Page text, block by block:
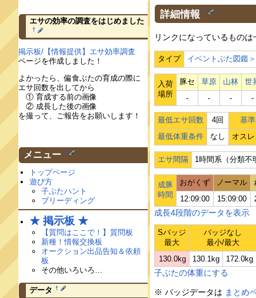
詳細情報 †
リンクになっているもの
タイプ イベントぶた図鑑
入荷
場所
豚セ 草原 山林
世
‐
‐ ‐ ‐
最低エサ回数 4回 基
最低体重条件
なし オス
エサ間隔 1時間系（分類不
成豚
時間
おがくず ノーマル
12:09:00
15:09:00
成長4段階のデータを表示
Sバッジ
最大
バッジなし
最小/最大
130.0kg
130.1kg 172.0kg
子ぶたの体重にする
※ バッジデータは まとめ
エサの効率の調査をはじめました
†
掲示板/【情報提供】エサ効率調査
ページを作成しました！
よかったら、偏食ぶたの育成の際に
エサ回数を出してから
① 育成する前の画像
② 成長した後の画像
を撮って、ご報告をお願いします！
メニュー †
トップページ
遊び方
子ぶたハント
ブリーディング
★ 掲示板 ★
【質問はここで！】質問板
新種！情報交換板
オークション出品告知＆依頼
板
その他いろいろ…
データ †